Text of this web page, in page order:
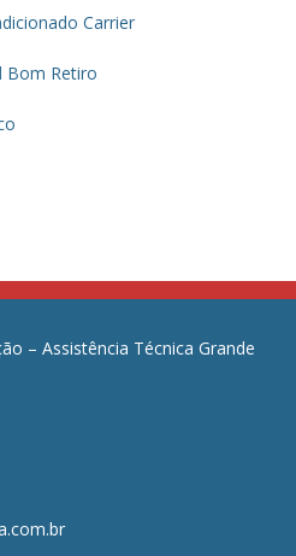
Carrier
Bom Retiro
– Assistência Técnica Grande